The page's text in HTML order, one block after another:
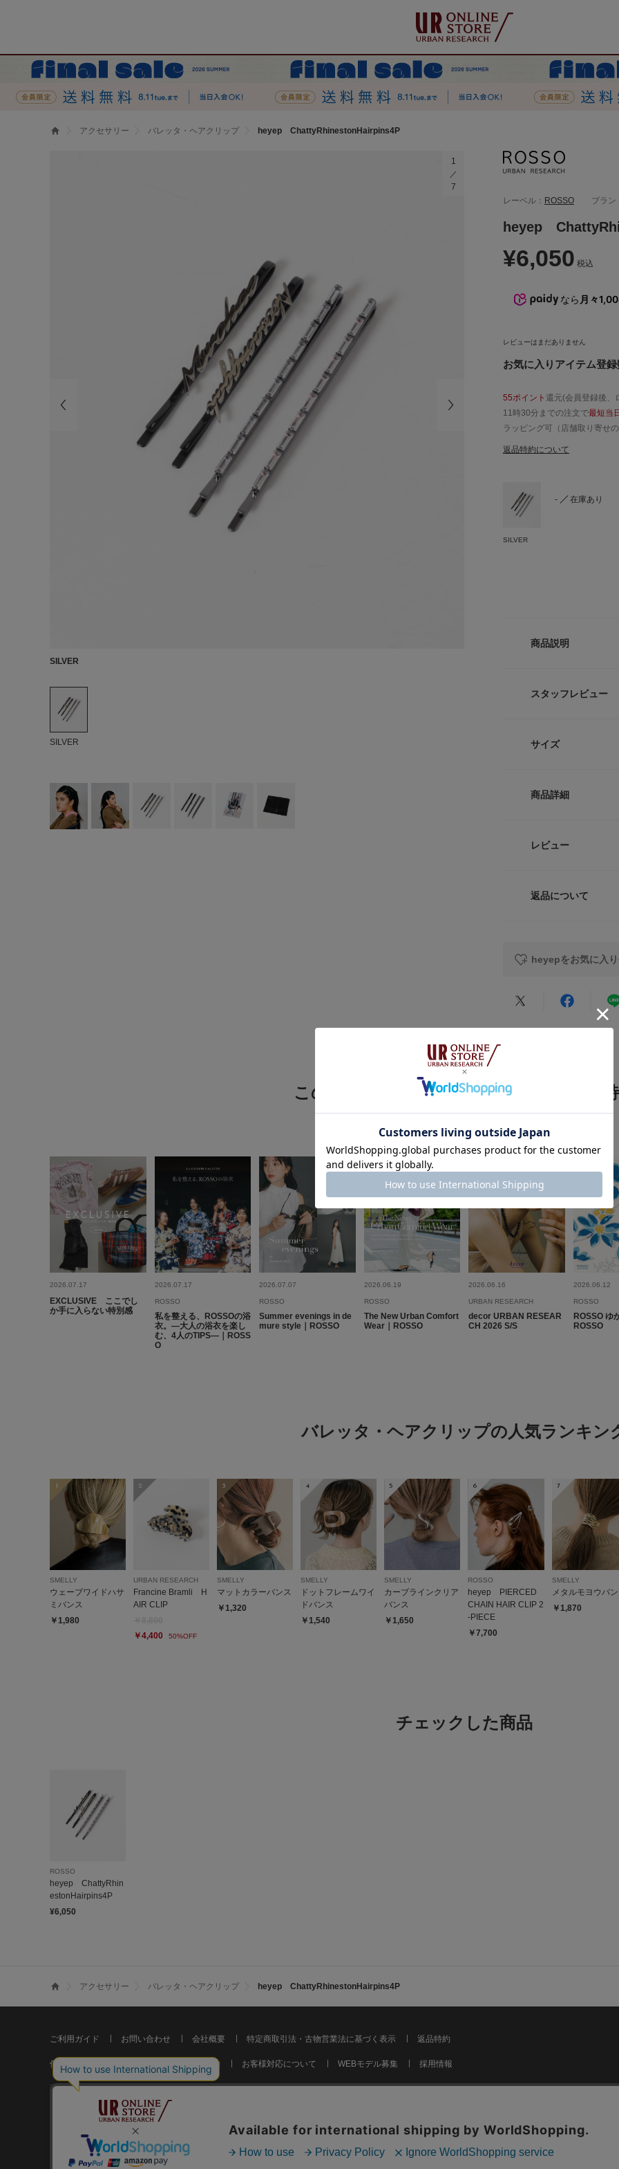
アクセサリー バレッタ・ヘアクリップ heyep ChattyRhinestonHairpins4P
SILVER
1
7
SILVER
レーベル： ROSSO ブラン
heyep
¥6,050 税込
なら 月々
レビューはまだありません
お気に入りアイテム登録
55ポイント 還元(会員登録後、
11時30分までの注文で最短当
ラッピング可（店舗取り寄せの
返品特約について
SILVER
- 在庫あり
商品説明
『ヘイップ』は新
※この商品は、デザ
※その他お取り扱
総重量 : 約12g
※商品画像は、光の
※商品の色味の目
▼お気に入り登録
スタッフレビュー
サイズ
商品詳細
原産国
レビュー
返品について
heyepをお気に入
この商品をチェックした人へのおすすめ
2026.07.17
EXCLUSIVE ここでし
か手に入らない特別感
2026.07.17
ROSSO
私を整える、ROSSOの浴
衣。―大人の浴衣を楽し
む、4人のTIPS―｜ROSS
O
2026.07.07
ROSSO
Summer evenings in de
mure style｜ROSSO
2026.06.19
ROSSO
The New Urban Comfort
Wear｜ROSSO
2026.06.16
URBAN RESEARCH
decor URBAN RESEAR
CH 2026 S/S
2026.06.12
ROSSO
ROSSO ゆ
ROSSO
バレッタ・ヘアクリップの人気ランキン
1
SMELLY
ウェーブワイドハサ
ミバンス
￥1,980
2
URBAN RESEARCH
Francine Bramli H
AIR CLIP
￥4,400
50%OFF
3
SMELLY
マットカラーバンス
￥1,320
4
SMELLY
ドットフレームワイ
ドバンス
￥1,540
5
SMELLY
カーブラインクリア
バンス
￥1,650
6
ROSSO
heyep PIERCED
CHAIN HAIR CLIP 2
-PIECE
￥7,700
7
SMELLY
メタルモヨウバン
￥1,870
チェックした商品
ROSSO
heyep ChattyRhin
estonHairpins4P
¥6,050
アクセサリー バレッタ・ヘアクリップ heyep ChattyRhinestonHairpins4P
ご利用ガイド お問い合わせ 会社概要 特定商取引法・古物営業法に基づく表示 返品特約
個人情報の取り扱いについて ご利用規約 お客様対応について WEBモデル募集 採用情報